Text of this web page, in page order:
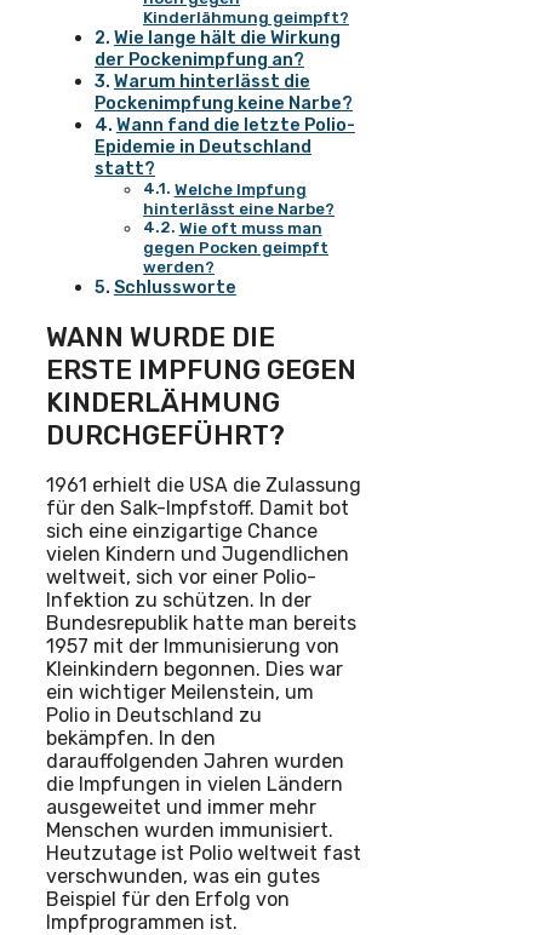
Kinderlähmung geimpft?
Wie lange hält die Wirkung
der Pockenimpfung an?
Warum hinterlässt die
Pockenimpfung keine Narbe?
Wann fand die letzte Polio-
Epidemie in Deutschland
statt?
Welche Impfung
hinterlässt eine Narbe?
Wie oft muss man
gegen Pocken geimpft
werden?
Schlussworte
WANN WURDE DIE
ERSTE IMPFUNG GEGEN
KINDERLÄHMUNG
DURCHGEFÜHRT?
1961 erhielt die USA die Zulassung
für den Salk-Impfstoff. Damit bot
sich eine einzigartige Chance
vielen Kindern und Jugendlichen
weltweit, sich vor einer Polio-
Infektion zu schützen. In der
Bundesrepublik hatte man bereits
1957 mit der Immunisierung von
Kleinkindern begonnen. Dies war
ein wichtiger Meilenstein, um
Polio in Deutschland zu
bekämpfen. In den
darauffolgenden Jahren wurden
die Impfungen in vielen Ländern
ausgeweitet und immer mehr
Menschen wurden immunisiert.
Heutzutage ist Polio weltweit fast
verschwunden, was ein gutes
Beispiel für den Erfolg von
Impfprogrammen ist.